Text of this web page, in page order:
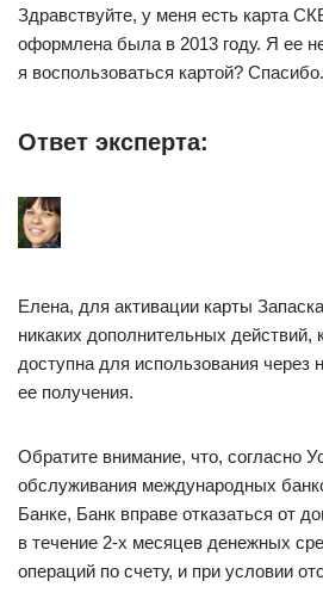
Здравствуйте, у меня есть карта
оформлена была в 2013 году. Я ее
я воспользоваться картой? Спасибо.
Ответ эксперта:
Елена, для активации карты
никаких дополнительных действий,
доступна для использования через
ее получения.
Обратите внимание, что, согласно
обслуживания международных
Банке, Банк вправе отказаться от
в течение 2-х месяцев денежных
операций по счету, и при условии